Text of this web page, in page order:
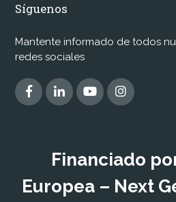
Síguenos
Mantente informado de todos
redes sociales
Financiado
Europea – Next